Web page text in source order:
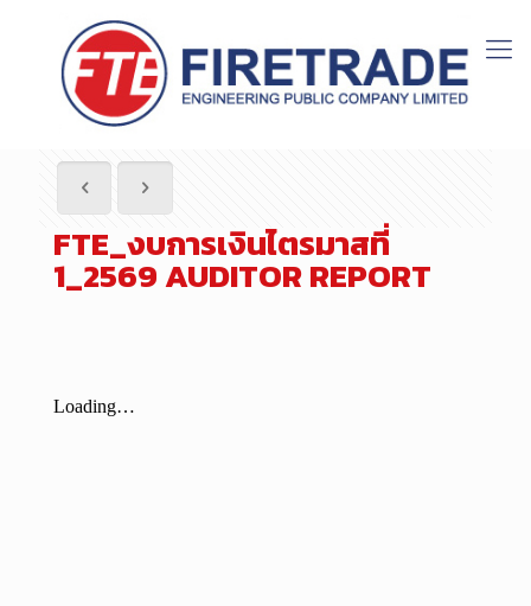
FTE_งบการเงินไตรมาสที่
1_2569 AUDITOR REPORT